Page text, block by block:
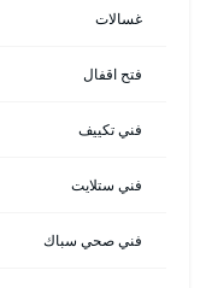
غسالات
فتح اقفال
فني تكييف
فني ستلايت
فني صحي سباك